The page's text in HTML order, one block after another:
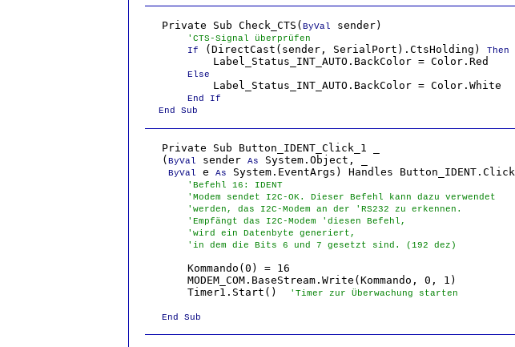
    Private Sub Check_CTS(
ByVal sender)
'CTS-Signal überprüfen
If
(DirectCast(sender, SerialPort).CtsHolding) Then
            Label_Status_INT_AUTO.BackColor = Color.Red
Else
            Label_Status_INT_AUTO.BackColor = Color.White
End If
    End Sub
    Private Sub Button_IDENT_Click_1 _
    (
ByVal sender As System.Object, _
ByVal e As System.EventArgs) Handles Button_IDENT.Click
'Befehl 16: IDENT
'Modem sendet I2C-OK. Dieser Befehl kann dazu verwendet
'werden, das I2C-Modem an der 'RS232 zu erkennen.
'Empfängt das I2C-Modem 'diesen Befehl,
'wird ein Datenbyte generiert,
'in dem die Bits 6 und 7 gesetzt sind. (192 dez)
        Kommando(0) = 16
        MODEM_COM.BaseStream.Write(Kommando, 0, 1)
        Timer1.Start()
'Timer zur Überwachung starten
End Sub